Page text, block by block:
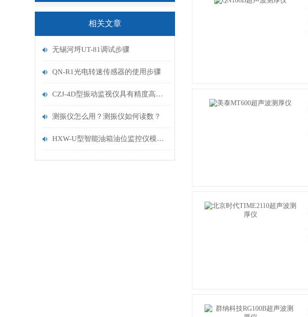
相关文章
无锡河埒UT-81调试步骤
QN-R1光电转速传感器的使用步骤
CZJ-4D型振动监视仪具有精度高、性能稳定、可靠性高等特点
测振仪怎么用？测振仪如何读数？
HXW-U型智能油箱油位监控仪模块化设计，安装和维护方便